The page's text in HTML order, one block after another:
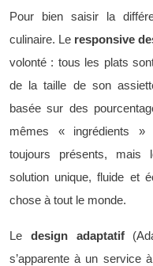
Pour bien saisir la
culinaire. Le responsive
volonté : tous les plats
de la taille de son
basée sur des
mêmes « ingrédients »
toujours présents, mais
solution unique, fluide et
chose à tout le monde.
Le design adaptatif
s’apparente à un service